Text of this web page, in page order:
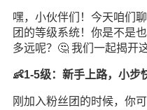
嘿，小伙伴们！今天咱们
团的等级系统！你是不是
多远呢？🤔 我们一起揭开
👶1-5级：新手上路，小步
刚加入粉丝团的时候，你